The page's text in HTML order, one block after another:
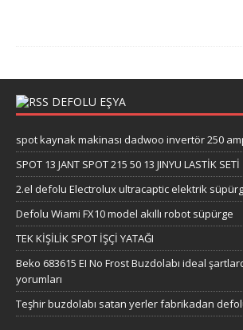
DEFOLU EŞYA
spot kaynak makinası dadwoo invertör 250
SPOT 13 JANT SPOT 215 50 13 JINYU LASTİK SETİ
2.el defolu Electrolux ultracaptic elektrik
Defolu Wiami FX10 model akıllı robot süpürge
TEK KİŞİLİK SPOT İŞÇİ YATAĞI
Beko 683615 EI No Frost Buzdolabı ideal
yorumları
Teşhir buzdolabı satan yerler fabrikadan